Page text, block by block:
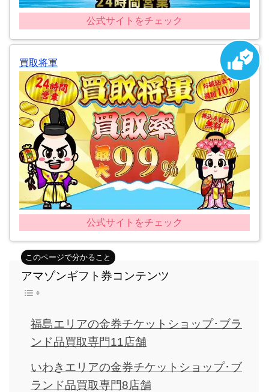
公式サイトをチェック
買取将軍
公式サイトをチェック
アマゾンギフト券コンテンツ
福島エリアの金券チケットショップ･ブラ
ンド品買取専門11店舗
いわきエリアの金券チケットショップ･ブ
ランド品買取専門8店舗